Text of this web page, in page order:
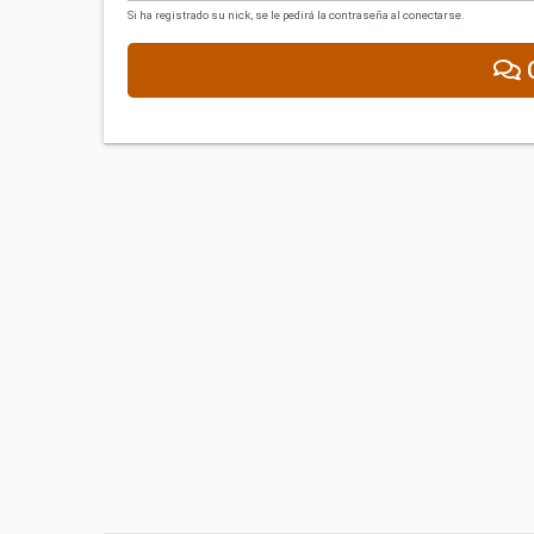
Si ha registrado su nick, se le pedirá la contraseña al conectarse.